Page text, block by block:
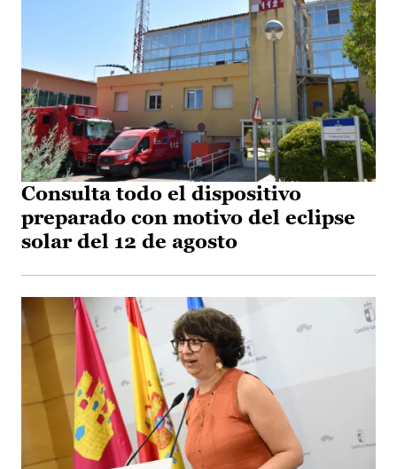
Consulta todo el dispositivo
preparado con motivo del eclipse
solar del 12 de agosto